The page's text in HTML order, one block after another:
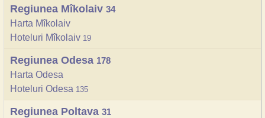
Regiunea Mîkolaiv 34
Harta Mîkolaiv
Hoteluri Mîkolaiv 19
Regiunea Odesa 178
Harta Odesa
Hoteluri Odesa 135
Regiunea Poltava 31